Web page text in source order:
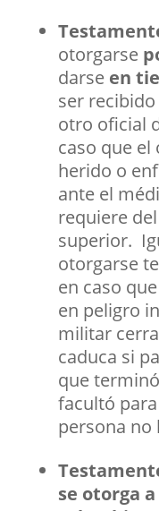
otorgarse
darseen
ser
otro oficial
caso que
herido o
ante el
requiere
superior.
otorgarse
en caso
en peligro
militar
caduca si
que
facultó
persona no
se otorga